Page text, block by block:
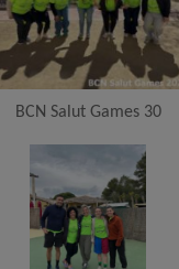
BCN Salut Games 30